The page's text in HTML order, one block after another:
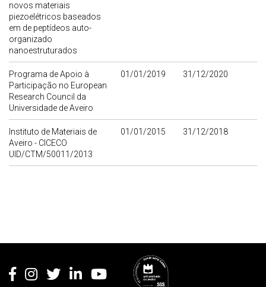
novos materiais
piezoelétricos baseados
em de peptídeos auto-
organizado
nanoestruturados
Programa de Apoio à
Participação no European
Research Council da
Universidade de Aveiro
01/01/2019 31/12/2020
Instituto de Materiais de
Aveiro - CICECO
UID/CTM/50011/2013
01/01/2015 31/12/2018